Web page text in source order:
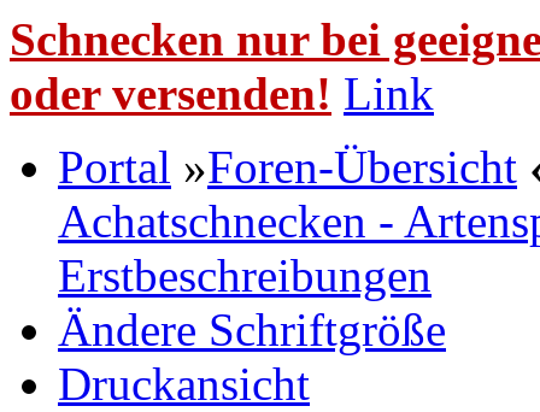
Schnecken nur bei
oder versenden! Link
Portal »Foren-Übersicht
Achatschnecken -
Erstbeschreibungen
Ändere Schriftgröße
Druckansicht